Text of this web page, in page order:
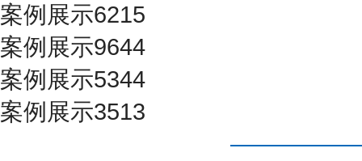
案例展示6215
案例展示9644
案例展示5344
案例展示3513